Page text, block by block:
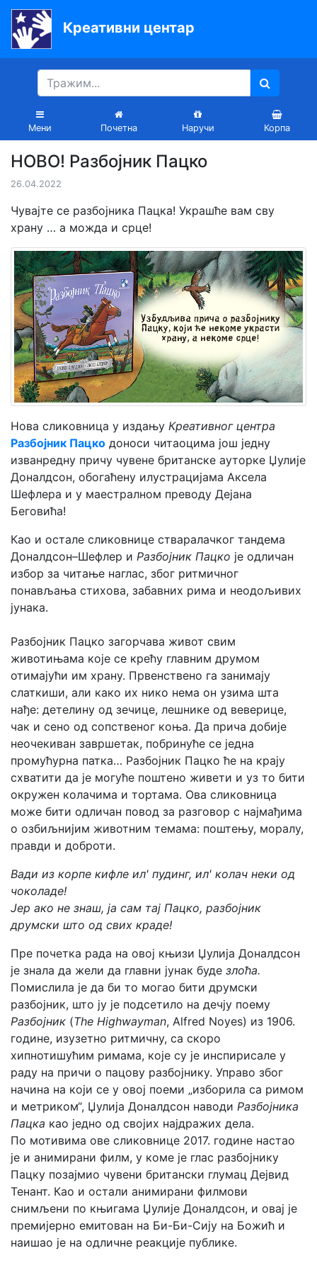
Креативни центар
Мени Почетна Наручи Корпа
Почетна
Књиге
Уџбеници
вртиће
Акције
Блог
Latinica
Мој
налог
НОВО! Разбојник Пацко
26.04.2022
Чувајте се разбојника Пацка! Украшће вам сву
храну … а можда и срце!
Нова сликовница у издању Креативног центра
Разбојник Пацко доноси читаоцима још једну
изванредну причу чувене британске ауторке Џулије
Доналдсон, обогаћену илустрацијама Аксела
Шефлера и у маестралном преводу Дејана
Беговића!
Као и остале сликовнице стваралачког тандема
Доналдсон–Шефлер и Разбојник Пацко је одличан
избор за читање наглас, због ритмичног
понављања стихова, забавних рима и неодољивих
јунака.
Разбојник Пацко загорчава живот свим
животињама које се крећу главним друмом
отимајући им храну. Првенствено га занимају
слаткиши, али како их нико нема он узима шта
нађе: детелину од зечице, лешнике од веверице,
чак и сено од сопственог коња. Да прича добије
неочекиван завршетак, побринуће се једна
промућурна патка… Разбојник Пацко ће на крају
схватити да је могуће поштено живети и уз то бити
окружен колачима и тортама. Ова сликовница
може бити одличан повод за разговор с најмађима
о озбиљнијим животним темама: поштењу, моралу,
правди и доброти.
Вади из корпе кифле ил' пудинг, ил' колач неки од
чоколаде!
Јер ако не знаш, ја сам тај Пацко, разбојник
друмски што од свих краде!
Пре почетка рада на овој књизи Џулија Доналдсон
је знала да жели да главни јунак буде злоћа.
Помислила је да би то могао бити друмски
разбојник, што ју је подсетило на дечју поему
Разбојник (The Highwayman, Alfred Noyes) из 1906.
године, изузетно ритмичну, са скоро
хипнотишућим римама, које су је инспирисале у
раду на причи о пацову разбојнику. Управо због
начина на који се у овој поеми „изборила са римом
и метриком“, Џулија Доналдсон наводи Разбојника
Пацка као једно од својих најдражих дела.
По мотивима ове сликовнице 2017. године настао
је и анимирани филм, у коме је глас разбојнику
Пацку позајмио чувени британски глумац Дејвид
Тенант. Као и остали анимирани филмови
снимљени по књигама Џулије Доналдсон, и овaj је
премијерно емитован на Би-Би-Сију на Божић и
наишао је на одличне реакције публике.